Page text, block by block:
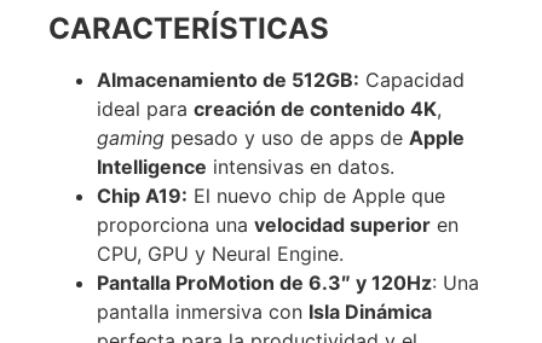
CARACTERÍSTICAS
Almacenamiento de 512GB: Capacidad
ideal para creación de contenido 4K,
gaming pesado y uso de apps de Apple
Intelligence intensivas en datos.
Chip A19: El nuevo chip de Apple que
proporciona una velocidad superior en
CPU, GPU y Neural Engine.
Pantalla ProMotion de 6.3″ y 120Hz: Una
pantalla inmersiva con Isla Dinámica